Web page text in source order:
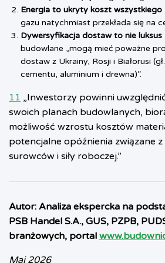
Energia to ukryty koszt wszystkiego
gazu natychmiast przekłada się na
Dywersyfikacja dostaw to nie luksus
budowlane „mogą mieć poważne
dostaw z Ukrainy, Rosji i Białorusi
cementu, aluminium i drewna)”.
11 „Inwestorzy powinni
swoich planach budowlanych,
możliwość wzrostu kosztów
potencjalne opóźnienia związane
surowców i siły roboczej.”
Autor: Analiza ekspercka na
PSB Handel S.A., GUS, PZPB,
branżowych, portal
Maj 2026